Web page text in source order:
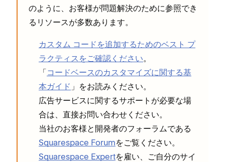
のように⁠、お客様が問題解決のために参照でき
るリソ⁠ースが多数あります⁠。
カスタム コ⁠ードを追加するためのベスト プ
ラクテ⁠ィスをご確認ください⁠。
「⁠コ⁠ードベ⁠ースのカスタマイズに関する基
本ガイド ⁠」をお読みください⁠。
広告サ⁠ービスに関するサポ⁠ートが必要な場
合は⁠、直接お問い合わせください⁠。
当社のお客様と開発者のフ⁠ォ⁠ーラムである
Squarespace Forumをご覧ください⁠。
Squarespace Expertを雇い⁠、ご自分のサイ